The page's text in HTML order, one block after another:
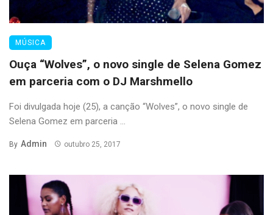
MÚSICA
Ouça “Wolves”, o novo single de Selena Gomez
em parceria com o DJ Marshmello
Foi divulgada hoje (25), a canção “Wolves”, o novo single de
Selena Gomez em parceria ...
By Admin outubro 25, 2017